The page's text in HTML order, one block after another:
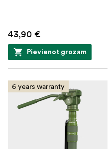
43,90 €
Pievienot grozam
6 years warranty